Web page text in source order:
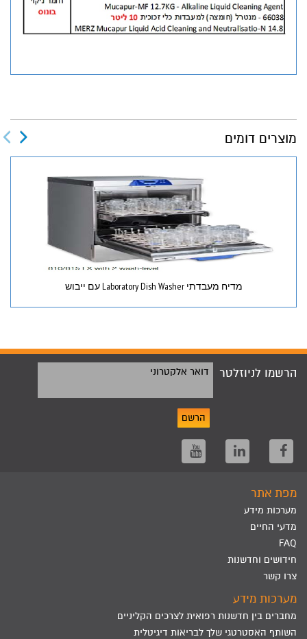
מוצרים דומים
מדיח מעבדתי Laboratory Dish Washer עם ייבוש
הרשמו לניוזלטר דואר אלקטרוני
הרשם
מפת אתר
מערכות מידע
מדעי החיים
FAQ
חידושים וחדשנות
צרו קשר
מערכות מידע
מחברים בין חדשנות רפואית לצרכים הקליניים
השותף האסטרטגי שלך לבריאות דיגיטלית